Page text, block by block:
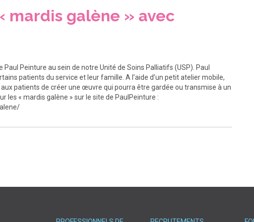
mardis galène » avec
Peinture au sein de notre Unité de Soins Palliatifs (USP). Paul
patients du service et leur famille. A l’aide d’un petit atelier mobile,
patients de créer une œuvre qui pourra être gardée ou transmise à un
les « mardis galène » sur le site de PaulPeinture :